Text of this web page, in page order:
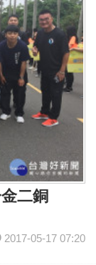
二銅
2017-05-17 07:20